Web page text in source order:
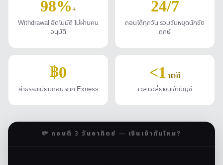
98%+
Withdrawal อัตโนมัติ ไม่ผ่านคน
อนุมัติ
24/7
ถอนได้ทุกวัน รวมวันหยุดนักขัต
ฤกษ์
฿0
ค่าธรรมเนียมถอน จาก Exness
<1 นาที
เวลาเฉลี่ยเงินเข้าบัญชี
💸 ถอนตี 3 วันอาทิตย์ — เงินเข้าทันไหม?